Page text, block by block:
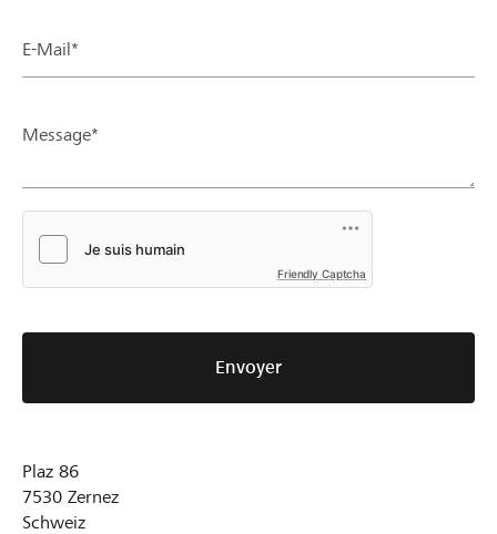
E-Mail*
Message*
Friendly Captcha
Envoyer
Plaz 86
7530 Zernez
Schweiz